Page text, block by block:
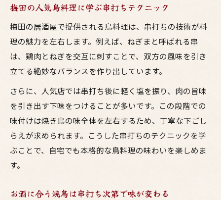
梅田の人気鳥料理に学ぶ串打ちテクニック
梅田の居酒屋で提供される鳥料理は、串打ちの技術が料
理の魅力を左右します。例えば、ねぎまと呼ばれる串
は、鶏肉とねぎを交互に刺すことで、双方の風味を引き
立てる絶妙なバランスを作り出しています。
さらに、人気店では串打ち後に軽く塩を振り、肉の旨味
を引き出す下味をつけることが多いです。この段階での
味付けは焼き鳥の味全体を左右するため、丁寧な下ごし
らえが求められます。こうした串打ちのテクニックを学
ぶことで、自宅でも本格的な鳥料理の味わいを楽しめま
す。
お酒に合う焼鳥は串打ち次第で味が変わる